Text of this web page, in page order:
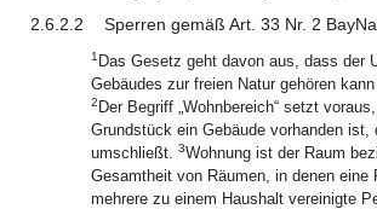
2.6.2.2 Sperren gemäß Art. 33 Nr. 2
1 Das Gesetz geht davon aus, dass der
Gebäudes zur freien Natur gehören
2 Der Begriff „Wohnbereich“ setzt
Grundstück ein Gebäude vorhanden ist,
umschließt. 3Wohnung ist der Raum
Gesamtheit von Räumen, in denen eine
mehrere zu einem Haushalt vereinigte